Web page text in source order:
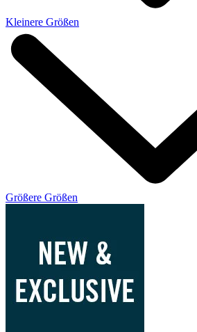
Kleinere Größen
Größere Größen